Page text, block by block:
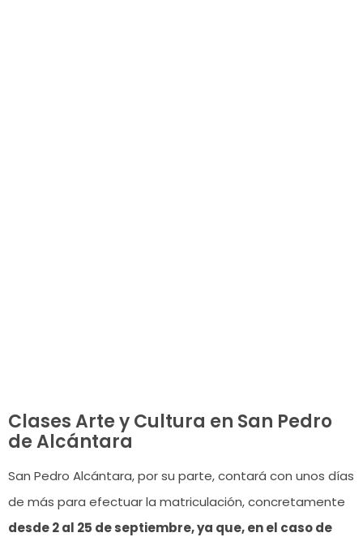
Clases Arte y Cultura en San Pedro
de Alcántara
San Pedro Alcántara, por su parte, contará con unos días
de más para efectuar la matriculación, concretamente
desde 2 al 25 de septiembre, ya que, en el caso de